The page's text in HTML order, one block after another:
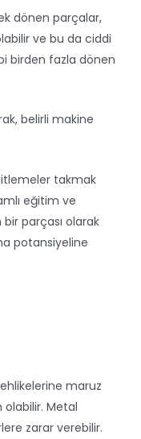
dönen parçalar,
ve bu da ciddi
birden fazla dönen
belirli makine
takmak
eğitim ve
parçası olarak
potansiyeline
maruz
olabilir. Metal
zarar verebilir.